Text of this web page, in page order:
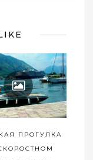
ПРОГУЛКА